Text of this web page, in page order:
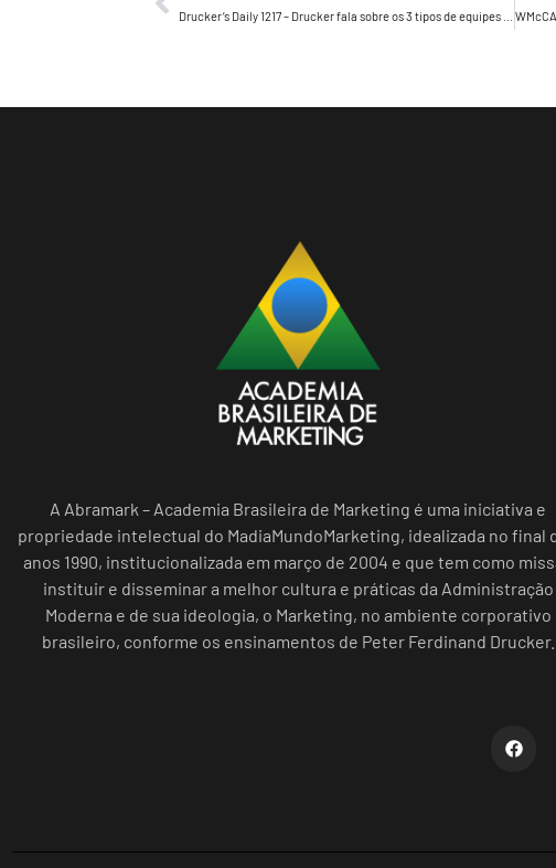
A Abramark – Academia Brasileira de Marketing é uma iniciativa e
propriedade intelectual do MadiaMundoMarketing, idealizada no final
anos 1990, institucionalizada em março de 2004 e que tem como
instituir e disseminar a melhor cultura e práticas da Administração
Moderna e de sua ideologia, o Marketing, no ambiente corporativo
brasileiro, conforme os ensinamentos de Peter Ferdinand Drucker.